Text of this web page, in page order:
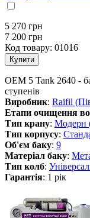
5 270 грн
7 200 грн
Код товару: 01016
ОЕМ 5 Tank 2640 -
ступенів
Виробник: Raifil
Етапи очищення
Тип крану: Модерн
Тип корпусу:
Об'єм баку: 9
Матеріал баку:
Тип колб:
Гарантія: 1 рік